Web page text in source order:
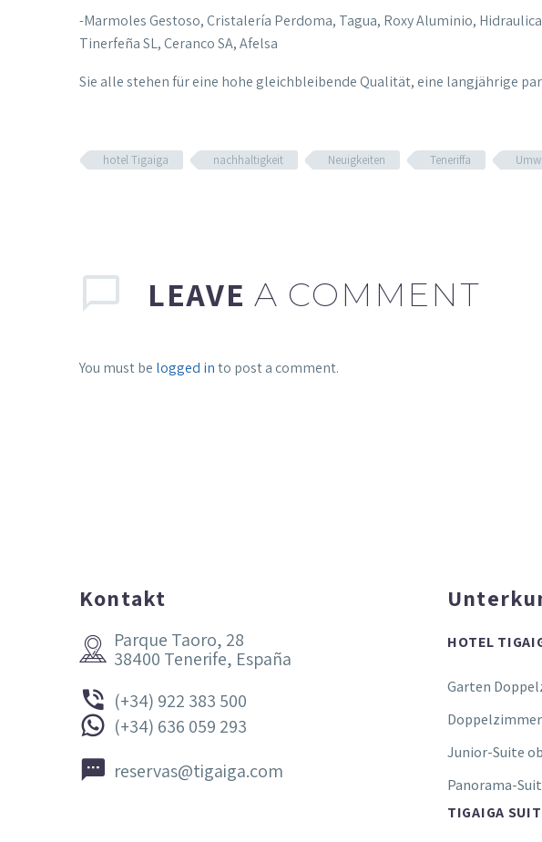
-Marmoles Gestoso, Cristalería Perdoma, Tagua, Roxy Aluminio,
Tinerfeña SL, Ceranco SA, Afelsa
Sie alle stehen für eine hohe gleichbleibende Qualität, eine langjährige
hotel Tigaiga nachhaltigkeit Neuigkeiten Teneriffa
LEAVE A COMMENT
You must be logged into post a comment.
Kontakt

 Parque Taoro, 28
38400 Tenerife, España

 (+34) 922 383 500

 (+34) 636 059 293

 reservas@tigaiga.com
HOTEL
Garten
Junior-Suite
Panorama-
TIGAIGA